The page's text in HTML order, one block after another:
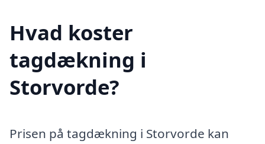
Hvad koster
tagdækning i
Storvorde?
Prisen på tagdækning i Storvorde kan